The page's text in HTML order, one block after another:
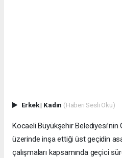
Erkek| Kadın (Haberi Sesli Oku)
Kocaeli Büyükşehir
üzerinde inşa ettiği üst geçidin
çalışmaları kapsamında geçici